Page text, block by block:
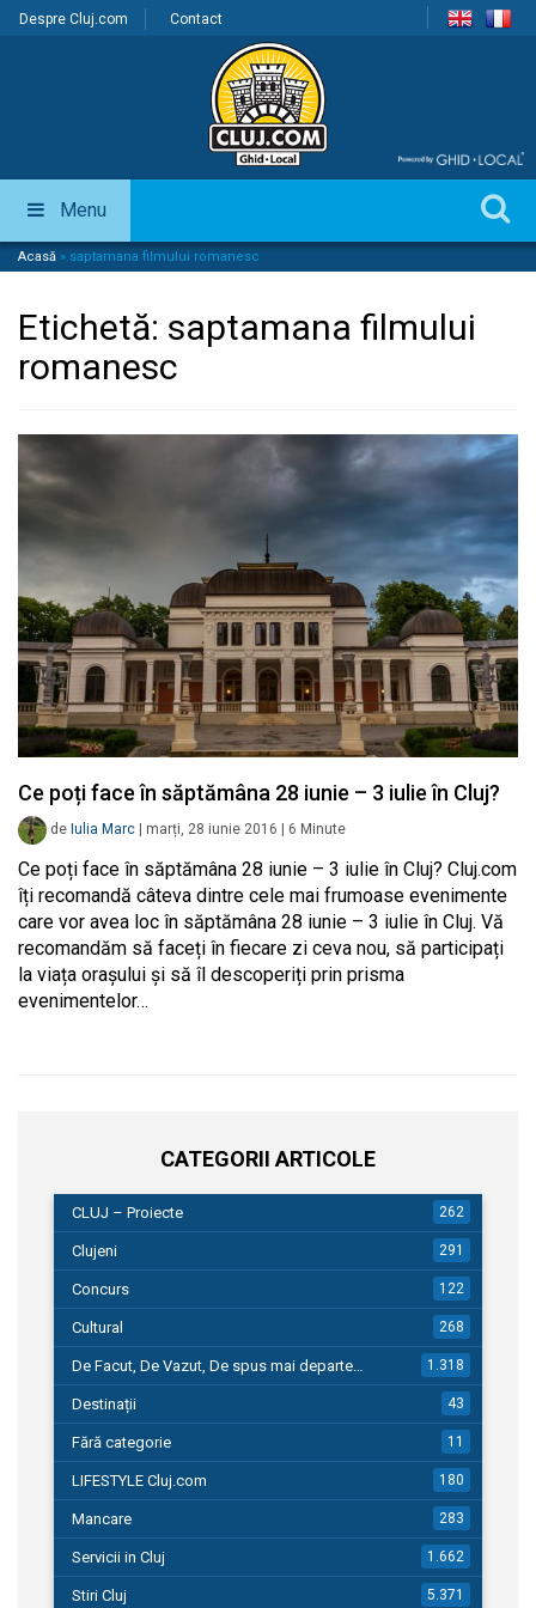
Despre Cluj.com Contact
Menu
Acasă » saptamana filmului romanesc
Etichetă: saptamana filmului
romanesc
Ce poți face în săptămâna 28 iunie – 3 iulie în Cluj?
de Iulia Marc marți, 28 iunie 2016 6 Minute
Ce poți face în săptămâna 28 iunie – 3 iulie în Cluj? Cluj.com
îți recomandă câteva dintre cele mai frumoase evenimente
care vor avea loc în săptămâna 28 iunie – 3 iulie în Cluj. Vă
recomandăm să faceți în fiecare zi ceva nou, să participați
la viața orașului și să îl descoperiți prin prisma
evenimentelor…
CATEGORII ARTICOLE
CLUJ – Proiecte 262
Clujeni 291
Concurs 122
Cultural 268
De Facut, De Vazut, De spus mai departe… 1.318
Destinații 43
Fără categorie 11
LIFESTYLE Cluj.com 180
Mancare 283
Servicii in Cluj 1.662
Stiri Cluj 5.371